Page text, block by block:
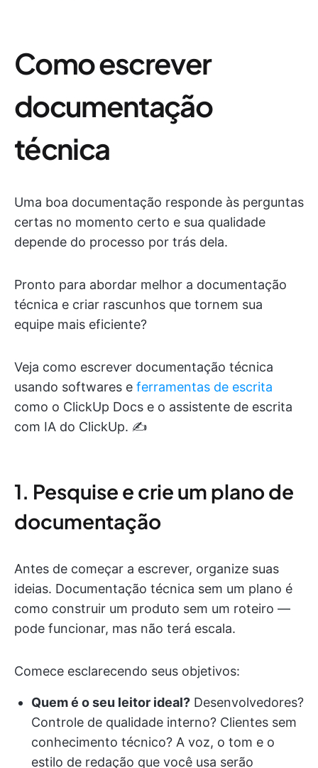
Como escrever
documentação
técnica
Uma boa documentação responde às perguntas
certas no momento certo e sua qualidade
depende do processo por trás dela.
Pronto para abordar melhor a documentação
técnica e criar rascunhos que tornem sua
equipe mais eficiente?
Veja como escrever documentação técnica
usando softwares e ferramentas de escrita
como o ClickUp Docs e o assistente de escrita
com IA do ClickUp. ✍️
1. Pesquise e crie um plano de
documentação
Antes de começar a escrever, organize suas
ideias. Documentação técnica sem um plano é
como construir um produto sem um roteiro —
pode funcionar, mas não terá escala.
Comece esclarecendo seus objetivos:
Quem é o seu leitor ideal? Desenvolvedores?
Controle de qualidade interno? Clientes sem
conhecimento técnico? A voz, o tom e o
estilo de redação que você usa serão